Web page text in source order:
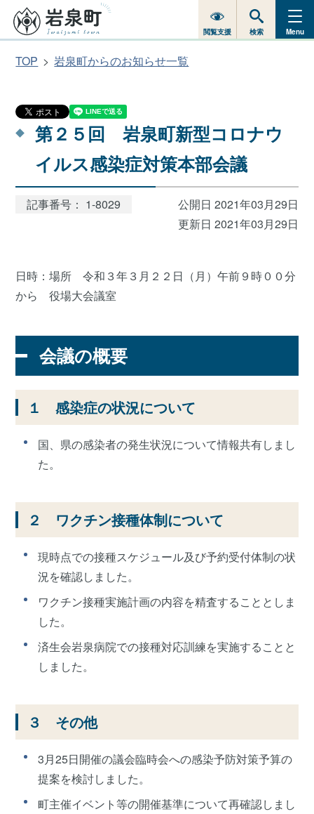
閲覧支援 検索 Menu
TOP 岩泉町からのお知らせ一覧
第２５回 岩泉町新型コロナウ
イルス感染症対策本部会議
記事番号： 1-8029
公開日 2021年03月29日
更新日 2021年03月29日
日時：場所 令和３年３月２２日（月）午前９時００分
から 役場大会議室
会議の概要
１ 感染症の状況について
国、県の感染者の発生状況について情報共有しまし
た。
２ ワクチン接種体制について
現時点での接種スケジュール及び予約受付体制の状
況を確認しました。
ワクチン接種実施計画の内容を精査することとしま
した。
済生会岩泉病院での接種対応訓練を実施することと
しました。
３ その他
3月25日開催の議会臨時会への感染予防対策予算の
提案を検討しました。
町主催イベント等の開催基準について再確認しまし